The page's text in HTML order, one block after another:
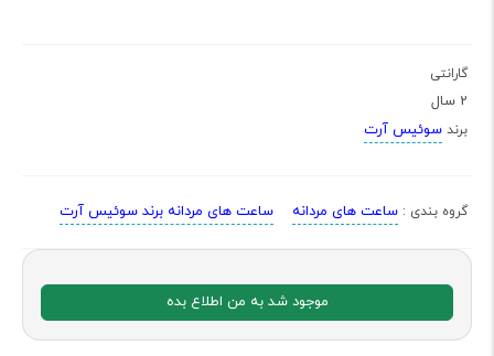
گارانتی
2 سال
برند سوئیس آرت
گروه بندی : ساعت های مردانه ساعت های مردانه برند سوئیس آرت
موجود شد به من اطلاع بده